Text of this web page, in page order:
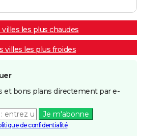
villes les plus chaudes
villes les plus froides
et bons plans directement par e-
Je m'abonne
de confidentialité